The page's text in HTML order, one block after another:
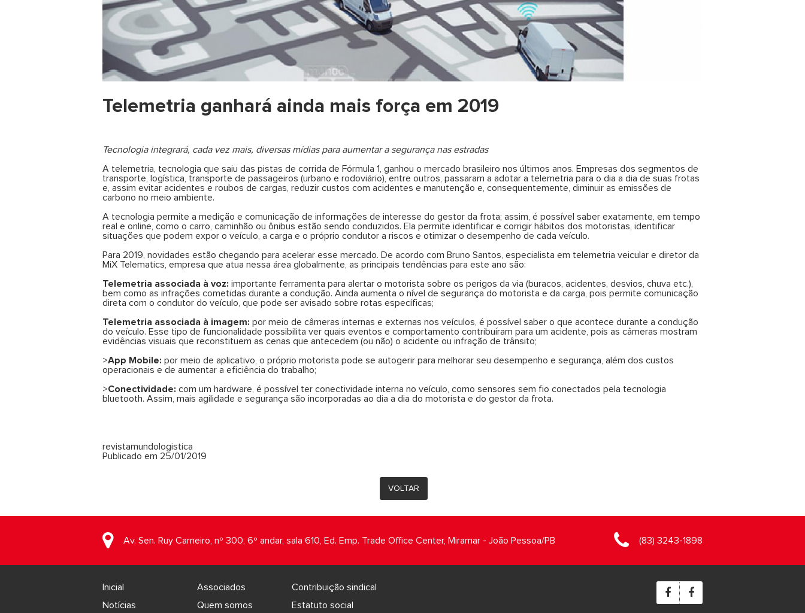
Telemetria ganhará ainda mais força em 2019
Tecnologia integrará, cada vez mais, diversas mídias para aumentar a segurança nas estradas
A telemetria, tecnologia que saiu das pistas de corrida de Fórmula 1, ganhou o mercado brasileiro nos últimos anos. Empresas dos segmentos de
transporte, logística, transporte de passageiros (urbano e rodoviário), entre outros, passaram a adotar a telemetria para o dia a dia de suas frotas
e, assim evitar acidentes e roubos de cargas, reduzir custos com acidentes e manutenção e, consequentemente, diminuir as emissões de
carbono no meio ambiente.
A tecnologia permite a medição e comunicação de informações de interesse do gestor da frota; assim, é possível saber exatamente, em tempo
real e online, como o carro, caminhão ou ônibus estão sendo conduzidos. Ela permite identificar e corrigir hábitos dos motoristas, identificar
situações que podem expor o veículo, a carga e o próprio condutor a riscos e otimizar o desempenho de cada veículo.
Para 2019, novidades estão chegando para acelerar esse mercado. De acordo com Bruno Santos, especialista em telemetria veicular e diretor da
MiX Telematics, empresa que atua nessa área globalmente, as principais tendências para este ano são:
Telemetria associada à voz: importante ferramenta para alertar o motorista sobre os perigos da via (buracos, acidentes, desvios, chuva etc.),
bem como as infrações cometidas durante a condução. Ainda aumenta o nível de segurança do motorista e da carga, pois permite comunicação
direta com o condutor do veículo, que pode ser avisado sobre rotas específicas;
Telemetria associada à imagem: por meio de câmeras internas e externas nos veículos, é possível saber o que acontece durante a condução
do veículo. Esse tipo de funcionalidade possibilita ver quais eventos e comportamento contribuíram para um acidente, pois as câmeras mostram
evidências visuais que reconstituem as cenas que antecedem (ou não) o acidente ou infração de trânsito;
>App Mobile: por meio de aplicativo, o próprio motorista pode se autogerir para melhorar seu desempenho e segurança, além dos custos
operacionais e de aumentar a eficiência do trabalho;
>Conectividade: com um hardware, é possível ter conectividade interna no veículo, como sensores sem fio conectados pela tecnologia
bluetooth. Assim, mais agilidade e segurança são incorporadas ao dia a dia do motorista e do gestor da frota.
revistamundologistica
Publicado em 25/01/2019
VOLTAR
Av. Sen. Ruy Carneiro, nº 300, 6º andar, sala 610, Ed. Emp. Trade Office Center, Miramar - João Pessoa/PB (83) 3243-1898
Inicial
Notícias
Associados
Quem somos
Contribuição sindical
Estatuto social